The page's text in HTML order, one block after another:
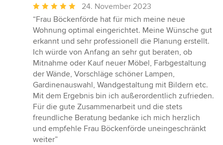
Durchschnittliche
Bewertung:
5
von
5
Sternen
24. November 2023
“Frau Böckenförde hat für mich meine neue
Wohnung optimal eingerichtet. Meine Wünsche gut
erkannt und sehr professionell die Planung erstellt.
Ich würde von Anfang an sehr gut beraten, ob
Mitnahme oder Kauf neuer Möbel, Farbgestaltung
der Wände, Vorschläge schöner Lampen,
Gardinenauswahl, Wandgestaltung mit Bildern etc.
Mit dem Ergebnis bin ich außerordentlich zufrieden.
Für die gute Zusammenarbeit und die stets
freundliche Beratung bedanke ich mich herzlich
und empfehle Frau Böckenförde uneingeschränkt
weiter”